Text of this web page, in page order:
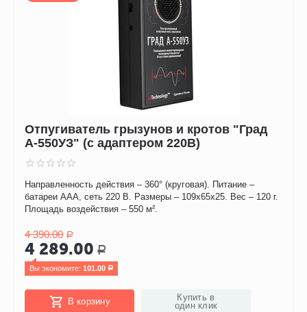
Отпугиватель грызунов и кротов "Град
А-550УЗ" (с адаптером 220В)
Направленность действия – 360° (круговая). Питание –
батареи ААА, сеть 220 В. Размеры – 109х65х25. Вес – 120 г.
Площадь воздействия – 550 м².
4 390.00 Р
4 289.00 Р
Вы экономите: 101.00 Р
В корзину
Купить в
один клик